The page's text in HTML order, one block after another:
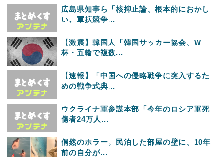
広島県知事ら「核抑止論、根本的におかし
い。軍拡競争...
【激震】韓国人「韓国サッカー協会、W
杯・五輪で複数...
【速報】「中国への侵略戦争に突入するた
めの戦争式典...
ウクライナ軍参謀本部「今年のロシア軍死
傷者24万人...
偶然のホラー。民泊した部屋の壁に、10年
前の自分が...